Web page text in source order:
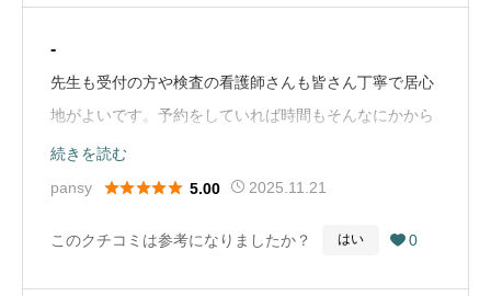
-
先生も受付の方や検査の看護師さんも皆さん丁寧で居心
地がよいです。予約をしていれば時間もそんなにかから
ず、終わります。信頼できる病院です。（Google Map
から引用）
続きを読む
pansy
 5.00 2025.11.21
このクチコミは参考になりましたか？ はい  0